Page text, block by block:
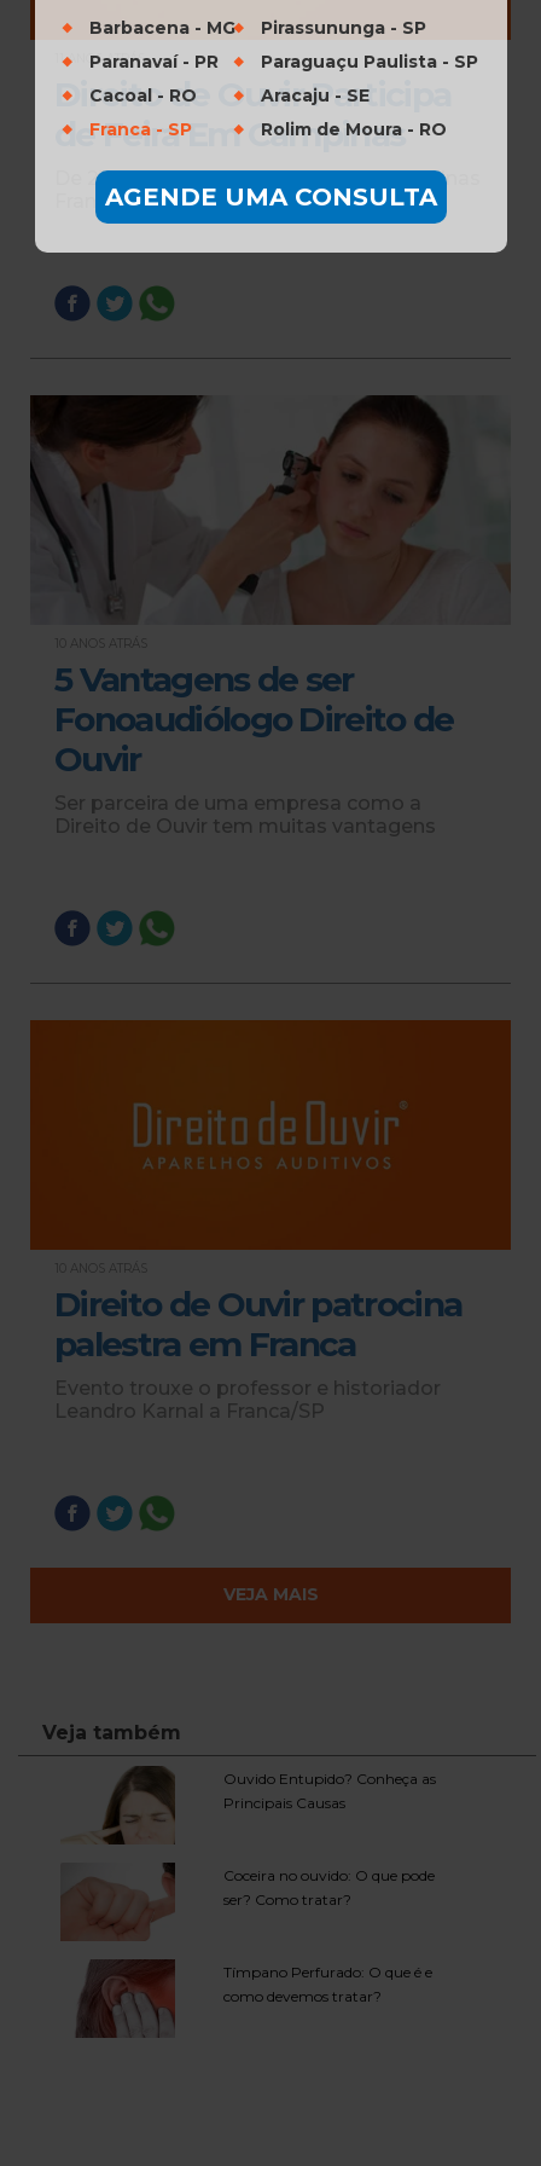
Barbacena - MG
Paranavaí - PR
Cacoal - RO
Franca - SP
Pirassununga - SP
Paraguaçu Paulista - SP
Aracaju - SE
Rolim de Moura - RO
AGENDE UMA CONSULTA
11 ANOS ATRÁS
Direito de Ouvir Participa
de Feira Em Campinas
De 21 a 22 de Setembro Ocorre a Campinas
Franchising Business
10 ANOS ATRÁS
5 Vantagens de ser
Fonoaudiólogo Direito de
Ouvir
Ser parceira de uma empresa como a
Direito de Ouvir tem muitas vantagens
10 ANOS ATRÁS
Direito de Ouvir patrocina
palestra em Franca
Evento trouxe o professor e historiador
Leandro Karnal a Franca/SP
VEJA MAIS
Ouvido Entupido? Conheça as
Principais Causas
Coceira no ouvido: O que pode
ser? Como tratar?
Tímpano Perfurado: O que é e
como devemos tratar?
Veja também